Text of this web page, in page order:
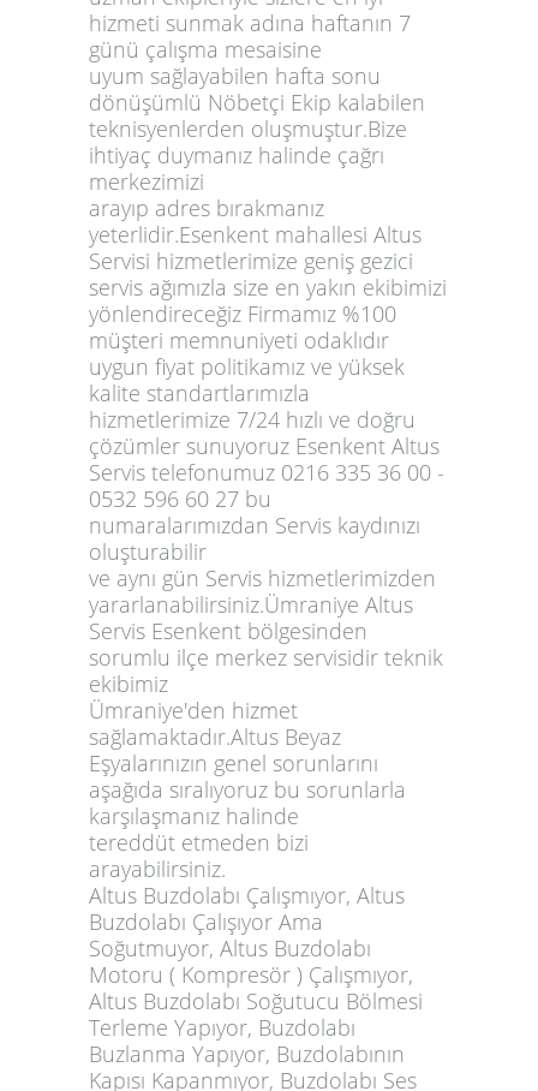
hizmeti sunmak adına haftanın 7
günü çalışma mesaisine
uyum sağlayabilen hafta sonu
dönüşümlü Nöbetçi Ekip kalabilen
teknisyenlerden oluşmuştur.Bize
ihtiyaç duymanız halinde çağrı
merkezimizi
arayıp adres bırakmanız
yeterlidir.Esenkent mahallesi Altus
Servisi hizmetlerimize geniş gezici
servis ağımızla size en yakın ekibimizi
yönlendireceğiz Firmamız %100
müşteri memnuniyeti odaklıdır
uygun fiyat politikamız ve yüksek
kalite standartlarımızla
hizmetlerimize 7/24 hızlı ve doğru
çözümler sunuyoruz Esenkent Altus
Servis telefonumuz 0216 335 36 00 -
0532 596 60 27 bu
numaralarımızdan Servis kaydınızı
oluşturabilir
ve aynı gün Servis hizmetlerimizden
yararlanabilirsiniz.Ümraniye Altus
Servis Esenkent bölgesinden
sorumlu ilçe merkez servisidir teknik
ekibimiz
Ümraniye'den hizmet
sağlamaktadır.Altus Beyaz
Eşyalarınızın genel sorunlarını
aşağıda sıralıyoruz bu sorunlarla
karşılaşmanız halinde
tereddüt etmeden bizi
arayabilirsiniz.
Altus Buzdolabı Çalışmıyor, Altus
Buzdolabı Çalışıyor Ama
Soğutmuyor, Altus Buzdolabı
Motoru ( Kompresör ) Çalışmıyor,
Altus Buzdolabı Soğutucu Bölmesi
Terleme Yapıyor, Buzdolabı
Buzlanma Yapıyor, Buzdolabının
Kapısı Kapanmıyor, Buzdolabı Ses